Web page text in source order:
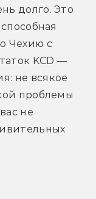
долго. Это
Чехию с
KCD —
не всякое
проблемы
не